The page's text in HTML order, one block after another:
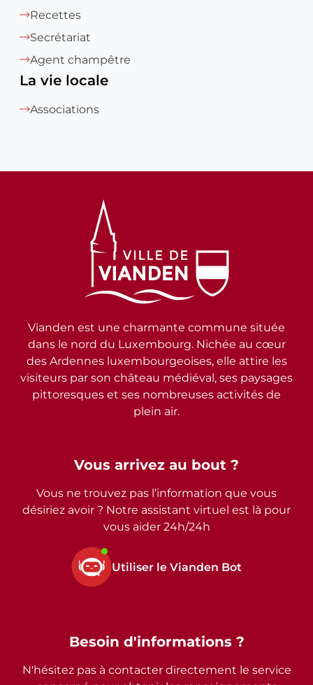
Recettes
Secrétariat
Agent champêtre
La vie locale
Associations
Vous arrivez au bout ?
Vous ne trouvez pas l’information que vous
désiriez avoir ? Notre assistant virtuel est là pour
vous aider 24h/24h
Utiliser le Vianden Bot
Vianden est une charmante commune située
dans le nord du Luxembourg. Nichée au cœur
des Ardennes luxembourgeoises, elle attire les
visiteurs par son château médiéval, ses paysages
pittoresques et ses nombreuses activités de
plein air.
Besoin d'informations ?
N'hésitez pas à contacter directement le service